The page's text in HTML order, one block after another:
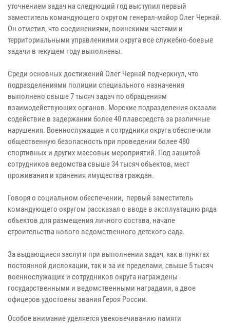
уточнением задач на следующий год выступил первый
заместитель командующего округом генерал-майор Олег Чернай.
Он отметил, что соединениями, воинскими частями и
территориальными управлениями округа все служебно-боевые
задачи в текущем году выполнены.
Среди основных достижений Олег Чернай подчеркнул, что
подразделениями полиции специального назначения
выполнено свыше 7 тысяч задач по обращениям
взаимодействующих органов. Морские подразделения оказали
содействие в задержании более 40 плавсредств за различные
нарушения. Военнослужащие и сотрудники округа обеспечили
общественную безопасность при проведении более 480
спортивных и других массовых мероприятий. Под защитой
сотрудников ведомства свыше 34 тысяч объектов, мест
проживания и хранения имущества граждан.
Говоря о социальном обеспечении, первый заместитель
командующего округом рассказал о вводе в эксплуатацию ряда
объектов для размещения личного состава, начале
строительства нового ведомственного детского сада.
За выдающиеся заслуги при выполнении задач, как в пунктах
постоянной дислокации, так и за их пределами, свыше 5 тысяч
военнослужащих и сотрудников округа награждены
государственными и ведомственными наградами, а двое
офицеров удостоены звания Героя России.
Особое внимание уделяется увековечиванию памяти